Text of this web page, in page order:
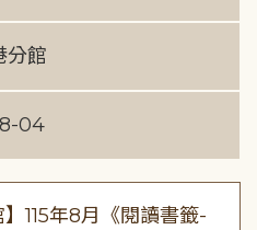
分館
04
】115年8月《閱讀書籤-